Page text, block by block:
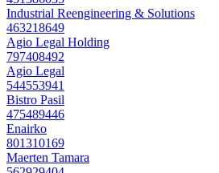
Industrial Reengineering & Solutions
463218649
Agio Legal Holding
797408492
Agio Legal
544553941
Bistro Pasil
475489446
Enairko
801310169
Maerten Tamara